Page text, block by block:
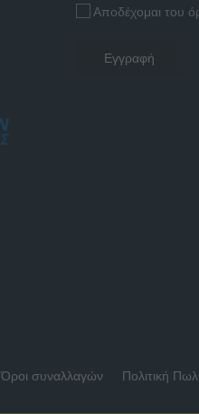
Αποδέχομαι του
Όροι συναλλαγών Πολιτική